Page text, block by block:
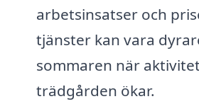
arbetsinsatser och
tjänster kan vara
sommaren när
trädgården ökar.